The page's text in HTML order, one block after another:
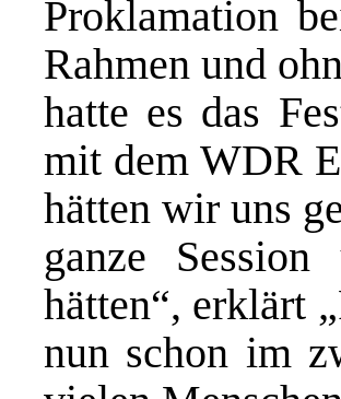
Proklamation
Rahmen und
hatte es das
mit dem WDR
hätten wir uns
ganze Session
hätten“, erklärt
nun schon im